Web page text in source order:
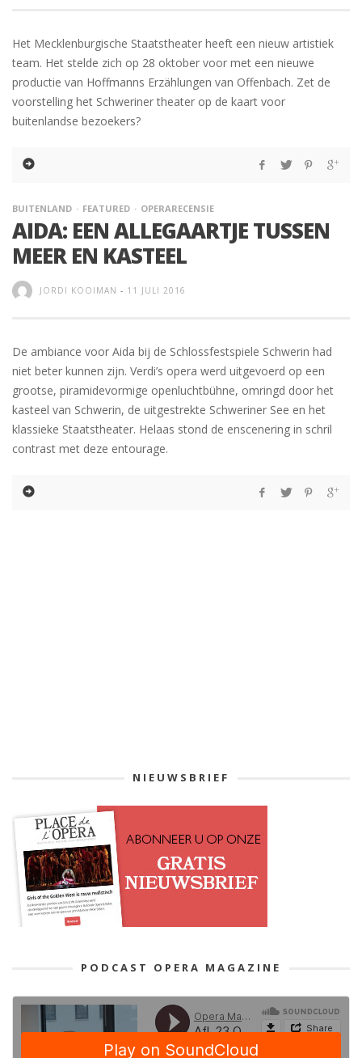
Het Mecklenburgische Staatstheater heeft een nieuw artistiek
team. Het stelde zich op 28 oktober voor met een nieuwe
productie van Hoffmanns Erzählungen van Offenbach. Zet de
voorstelling het Schweriner theater op de kaart voor
buitenlandse bezoekers?
BUITENLAND FEATURED OPERARECENSIE
AIDA: EEN ALLEGAARTJE TUSSEN
MEER EN KASTEEL
JORDI KOOIMAN - 11 JULI 2016
De ambiance voor Aida bij de Schlossfestspiele Schwerin had
niet beter kunnen zijn. Verdi’s opera werd uitgevoerd op een
grootse, piramidevormige openluchtbühne, omringd door het
kasteel van Schwerin, de uitgestrekte Schweriner See en het
klassieke Staatstheater. Helaas stond de enscenering in schril
contrast met deze entourage.
NIEUWSBRIEF
PODCAST OPERA MAGAZINE